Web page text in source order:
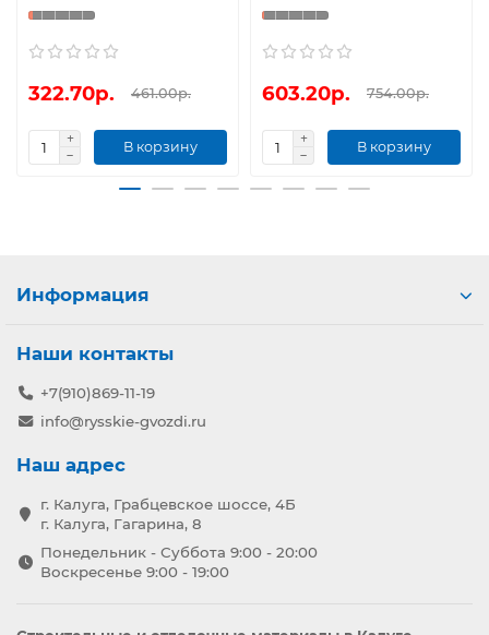
322.70р. 461.00р.
В корзину
603.20р. 754.00р.
В корзину
Информация
Наши контакты
+7(910)869-11-19
info@rysskie-gvozdi.ru
Наш адрес
г. Калуга, Грабцевское шоссе, 4Б
г. Калуга, Гагарина, 8
Понедельник - Суббота 9:00 - 20:00
Воскресенье 9:00 - 19:00